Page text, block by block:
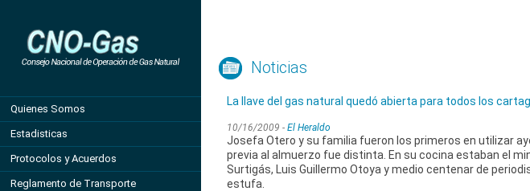
Quienes Somos
Estadisticas
Protocolos y Acuerdos
Reglamento de Transporte
Noticias
La llave del gas natural quedó abierta para todos los
10/16/2009 - El Heraldo
Josefa Otero y su familia fueron los primeros en utilizar
previa al almuerzo fue distinta. En su cocina estaban el
Surtigás, Luis Guillermo Otoya y medio centenar de
estufa.